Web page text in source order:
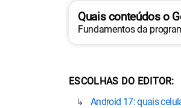
Quais conteúdos o
Fundamentos da
ESCOLHAS DO EDITOR
Android 17: quais